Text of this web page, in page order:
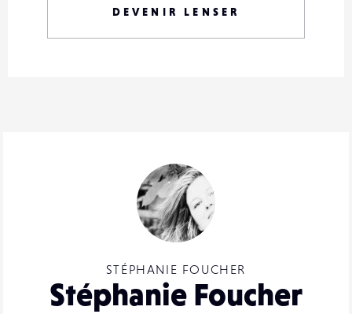
STÉPHANIE FOUCHER
Stéphanie Foucher
DEVENIR LENSER